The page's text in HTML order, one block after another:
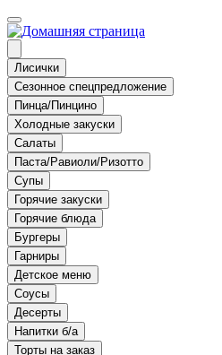
Лисички
Сезонное спецпредложение
Пинца/Пинцино
Холодные закуски
Салаты
Паста/Равиоли/Ризотто
Супы
Горячие закуски
Горячие блюда
Бургеры
Гарниры
Детское меню
Соусы
Десерты
Напитки б/а
Торты на заказ